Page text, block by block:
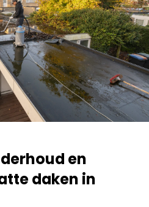
en
daken in